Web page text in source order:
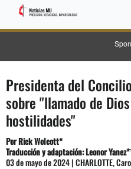
Presidenta del
sobre "llamado de
hostilidades"
Por Rick Wolcott*
Traducción y adaptación: Leonor
03 de mayo de 2024 | CHARLOTTE,